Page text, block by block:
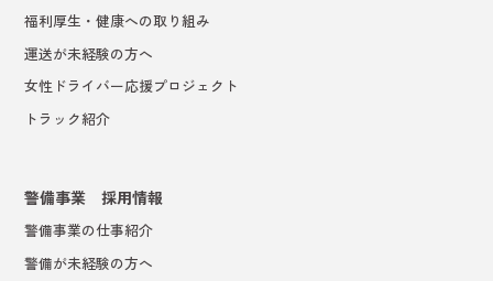
福利厚生・健康への取り組み
運送が未経験の方へ
女性ドライバー応援プロジェクト
トラック紹介
警備事業 採用情報
警備事業の仕事紹介
警備が未経験の方へ